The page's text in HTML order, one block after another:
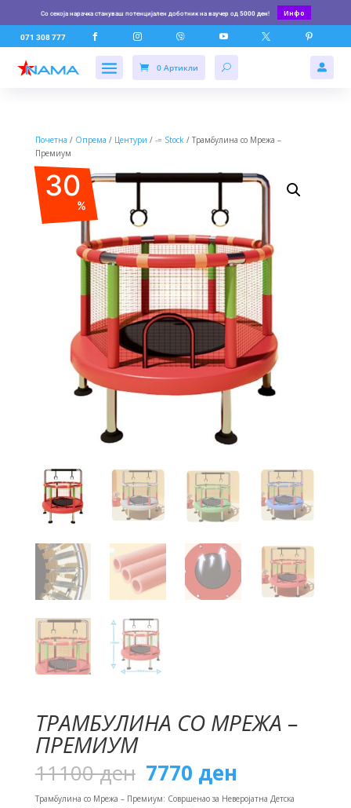
Со секоја нарачка стануваш потенцијален доботник на ваучер од 5000 ден! Инфо
071 308 777      
0 Артикли 
Почетна / Опрема / Центури / -= Stock/ Трамбулина со Мрежа –
Премиум
30
%
ТРАМБУЛИНА СО МРЕЖА –
ПРЕМИУМ
11100ден Original
price
was:
7770 ден
is:
Трамбулина со Мрежа – Премиум: Совршенао за Неверојатна Детска